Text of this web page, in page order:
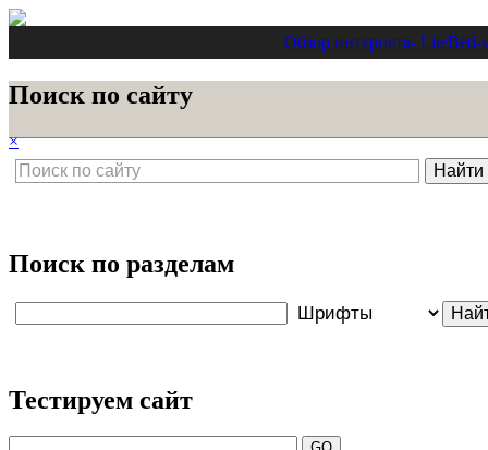
Обзор интернета- LiteВеб-
Поиск по сайту
×
Поиск по разделам
Тестируем сайт